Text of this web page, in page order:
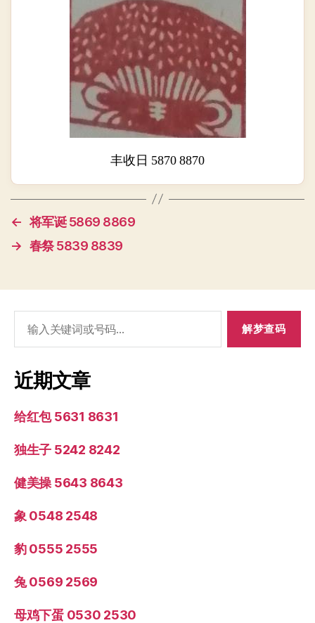
丰收日 5870 8870
← 将军诞 5869 8869
→ 春祭 5839 8839
索：
近期文章
给红包 5631 8631
独生子 5242 8242
健美操 5643 8643
象 0548 2548
豹 0555 2555
兔 0569 2569
母鸡下蛋 0530 2530